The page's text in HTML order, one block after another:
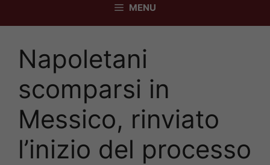
MENU
Napoletani
scomparsi in
Messico, rinviato
l’inizio del processo